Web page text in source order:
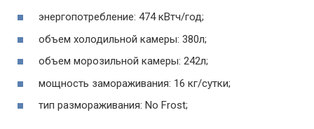
энергопотребление: 474 кВтч/год;
объем холодильной камеры: 380л;
объем морозильной камеры: 242л;
мощность замораживания: 16 кг/сутки;
тип размораживания: No Frost;